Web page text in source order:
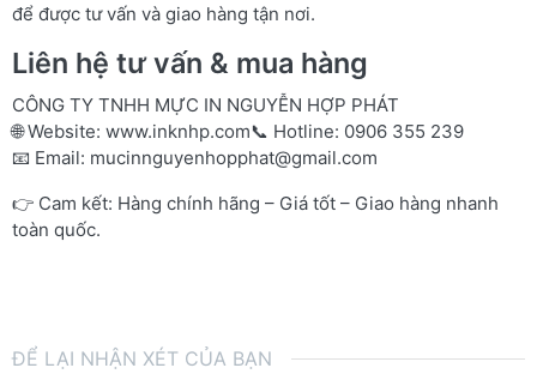
để được tư vấn và giao hàng tận nơi.
Liên hệ tư vấn & mua hàng
CÔNG TY TNHH MỰC IN NGUYỄN HỢP PHÁT
🌐 Website: www.inknhp.com📞 Hotline: 0906 355 239
📧 Email: mucinnguyenhopphat@gmail.com
👉 Cam kết: Hàng chính hãng – Giá tốt – Giao hàng nhanh
toàn quốc.
ĐỂ LẠI NHẬN XÉT CỦA BẠN